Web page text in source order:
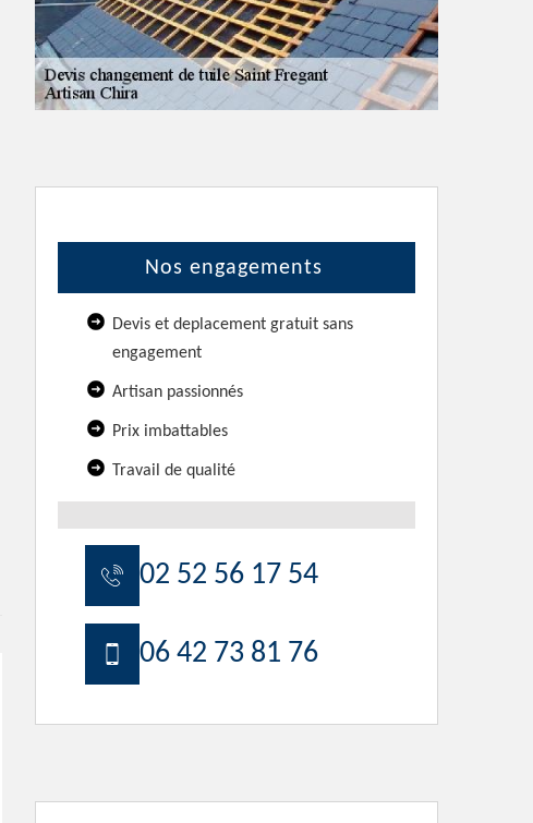
Nos engagements
Devis et deplacement gratuit sans
engagement
Artisan passionnés
Prix imbattables
Travail de qualité
02 52 56 17 54
06 42 73 81 76